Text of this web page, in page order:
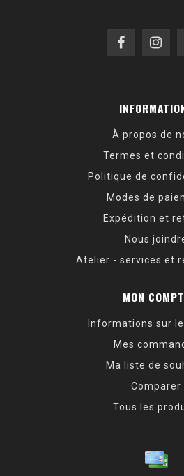
À propos de
Termes et
Politique de
Modes de
Expédition et
Nous
Atelier - services et
MON
Informations sur
Mes
Ma liste de
Comparer
Tous les